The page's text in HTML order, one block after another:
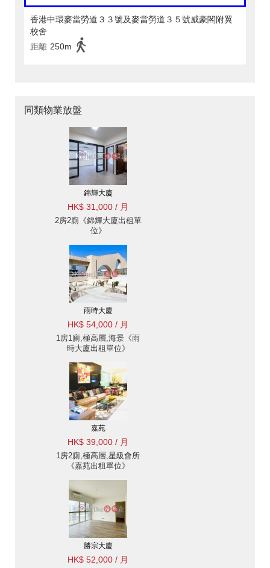
香港中環麥當勞道３３號及麥當勞道３５號威豪閣附翼
校舍
距離 250m
同類物業放盤
錦輝大廈
HK$ 31,000 / 月
2房2廁《錦輝大廈出租單
位》
雨時大廈
HK$ 54,000 / 月
1房1廁,極高層,海景《雨
時大廈出租單位》
嘉苑
HK$ 39,000 / 月
1房2廁,極高層,星級會所
《嘉苑出租單位》
勝宗大廈
HK$ 52,000 / 月